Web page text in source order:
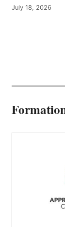
July 18, 2026